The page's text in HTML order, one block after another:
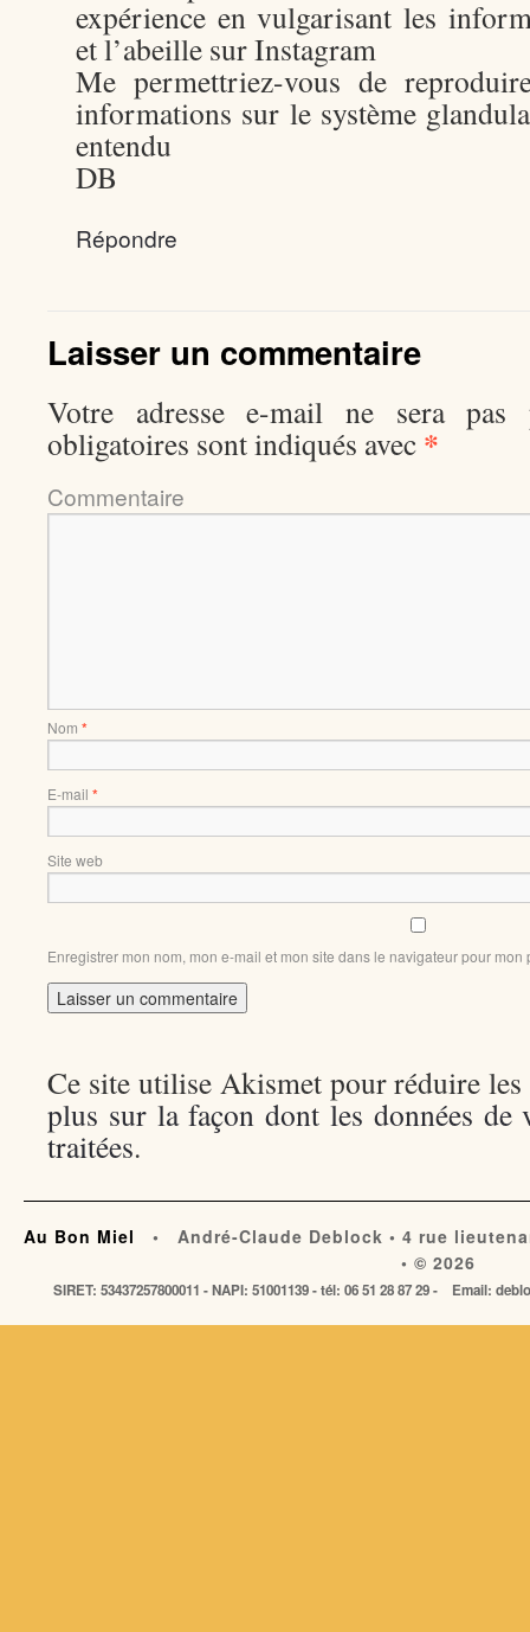
expérience en vulgarisant les
et l’abeille sur Instagram
Me permettriez-vous de
informations sur le système
entendu
DB
Répondre
Laisser un commentaire
Votre adresse e-mail ne sera pas
obligatoires sont indiqués avec *
Nom *
E-mail *
Site web
Enregistrer mon nom, mon e-mail et mon site dans le navigateur pour
Ce site utilise Akismet pour réduire
plus sur la façon dont les données de
traitées.
Au Bon Miel
• André-Claude Deblock • 4 rue
• © 2026
SIRET: 53437257800011 - NAPI: 51001139 - tél: 06 51 28 87 29 - Email: